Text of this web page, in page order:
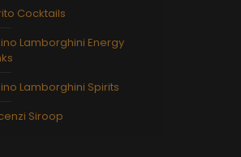
Cocktails
Lamborghini Energy
Lamborghini Spirits
Siroop